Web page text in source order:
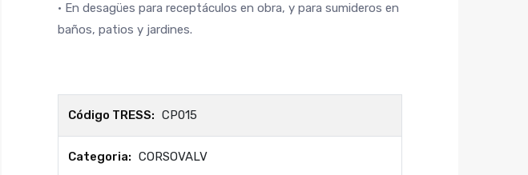
• En desagües para receptáculos en obra, y para sumideros en
baños, patios y jardines.
Código TRESS: CP015
Categoria: CORSOVALV